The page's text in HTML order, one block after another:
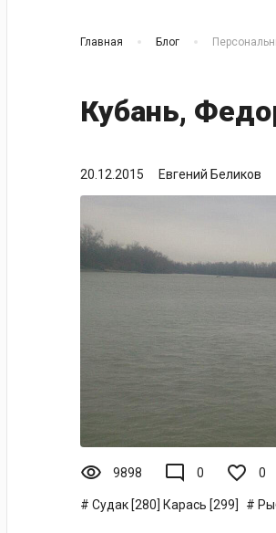
Главная Блог
Кубань,
20.12.2015 Евгений Беликов
visibility 9898 mode_comment 0 0
Судак [280] Карась [299]